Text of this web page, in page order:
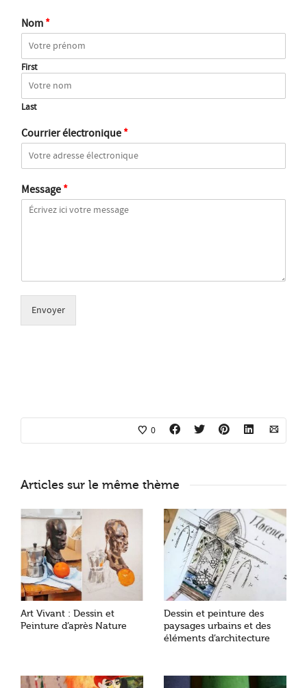
Nom *
First
Last
Courrier électronique *
Message *
Envoyer
0
Articles sur le même thème
Art Vivant : Dessin et
Peinture d’après Nature
Dessin et peinture des
paysages urbains et des
éléments d’architecture